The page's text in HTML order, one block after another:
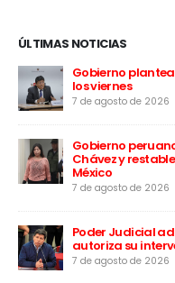
ÚLTIMAS NOTICIAS
Gobierno
los viernes
7 de agosto de 2026
Gobierno
Chávez y
México
7 de agosto de 2026
Poder Judicial
autoriza su
7 de agosto de 2026